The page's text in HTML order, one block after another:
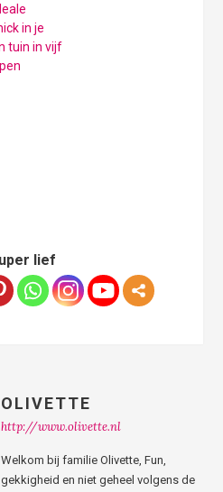
in je
tuin in vijf
lief
OLIVETTE
http://www.olivette.nl
Welkom bij familie Olivette, Fun,
gekkigheid en niet geheel volgens de